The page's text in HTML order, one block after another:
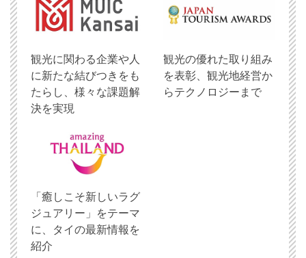
観光に関わる企業や人
に新たな結びつきをも
たらし、様々な課題解
決を実現
観光の優れた取り組み
を表彰、観光地経営か
らテクノロジーまで
「癒しこそ新しいラグ
ジュアリー」をテーマ
に、タイの最新情報を
紹介